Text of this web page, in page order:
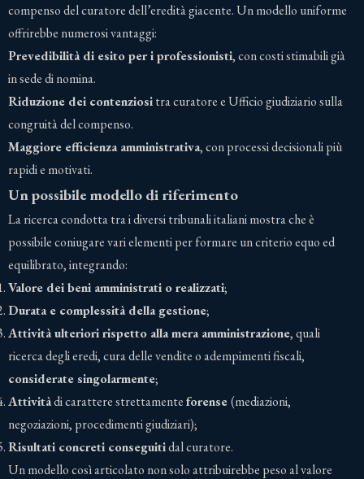
compenso del curatore dell’eredità giacente. Un modello uniforme
offrirebbe numerosi vantaggi:
Prevedibilità di esito per i professionisti, con costi stimabili già
in sede di nomina.
Riduzione dei contenziositra curatore e Ufficio giudiziario sulla
congruità del compenso.
Maggiore efficienza amministrativa, con processi decisionali più
rapidi e motivati.
Un possibile modello di riferimento
La ricerca condotta tra i diversi tribunali italiani mostra che è
possibile coniugare vari elementi per formare un criterio equo ed
equilibrato, integrando:
Valore dei beni amministrati o realizzati;
Durata e complessità della gestione;
Attività ulteriori rispetto alla mera amministrazione, quali
ricerca degli eredi, cura delle vendite o adempimenti fiscali,
considerate singolarmente;
Attivitàdi carattere strettamenteforense(mediazioni,
negoziazioni, procedimenti giudiziari);
Risultati concreti conseguitidal curatore.
Un modello così articolato non solo attribuirebbe peso al valore